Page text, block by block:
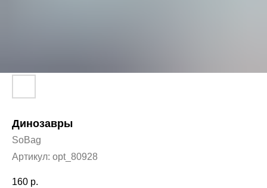
Динозавры
SoBag
Артикул: opt_80928
160 р.